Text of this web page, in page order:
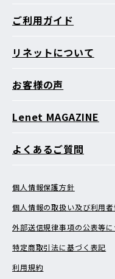
ご利用ガイド
リネットについて
お客様の声
Lenet MAGAZINE
よくあるご質問
個人情報保護方針
個人情報の取扱い及び利用
外部送信規律事項の公表等
特定商取引法に基づく表記
利用規約